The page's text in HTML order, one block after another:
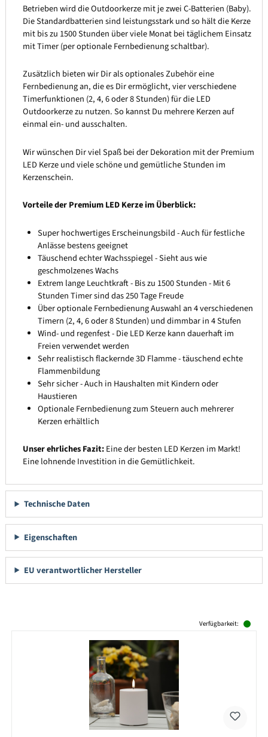
Betrieben wird die Outdoorkerze mit je zwei C-Batterien (Baby).
Die Standardbatterien sind leistungsstark und so hält die Kerze
mit bis zu 1500 Stunden über viele Monat bei täglichem Einsatz
mit Timer (per optionale Fernbedienung schaltbar).
Zusätzlich bieten wir Dir als optionales Zubehör eine
Fernbedienung an, die es Dir ermöglicht, vier verschiedene
Timerfunktionen (2, 4, 6 oder 8 Stunden) für die LED
Outdoorkerze zu nutzen. So kannst Du mehrere Kerzen auf
einmal ein- und ausschalten.
Wir wünschen Dir viel Spaß bei der Dekoration mit der Premium
LED Kerze und viele schöne und gemütliche Stunden im
Kerzenschein.
Vorteile der Premium LED Kerze im Überblick:
Super hochwertiges Erscheinungsbild - Auch für festliche
Anlässe bestens geeignet
Täuschend echter Wachsspiegel - Sieht aus wie
geschmolzenes Wachs
Extrem lange Leuchtkraft - Bis zu 1500 Stunden - Mit 6
Stunden Timer sind das 250 Tage Freude
Über optionale Fernbedienung Auswahl an 4 verschiedenen
Timern (2, 4, 6 oder 8 Stunden) und dimmbar in 4 Stufen
Wind- und regenfest - Die LED Kerze kann dauerhaft im
Freien verwendet werden
Sehr realistisch flackernde 3D Flamme - täuschend echte
Flammenbildung
Sehr sicher - Auch in Haushalten mit Kindern oder
Haustieren
Optionale Fernbedienung zum Steuern auch mehrerer
Kerzen erhältlich
Unser ehrliches Fazit:Eine der besten LED Kerzen im Markt!
Eine lohnende Investition in die Gemütlichkeit.
Technische Daten
Eigenschaften
EU verantwortlicher Hersteller
Verfügbarkeit: